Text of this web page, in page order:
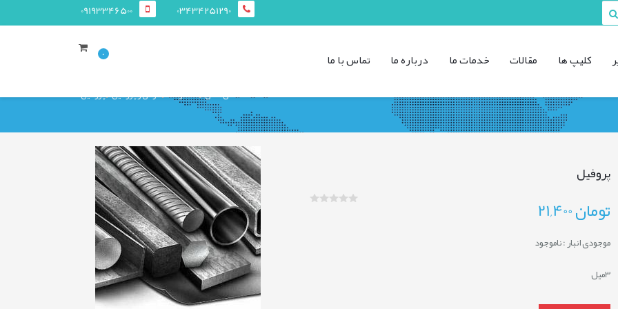
03434251290
09193346500
0 کليپ ها مقالات خدمات ما درباره ما تماس با ما
صفحه ی اصلی محصولات قوطی و پروفيل پروفیل
پروفیل
تومان
موجودی انبار :ناموجود
3میل